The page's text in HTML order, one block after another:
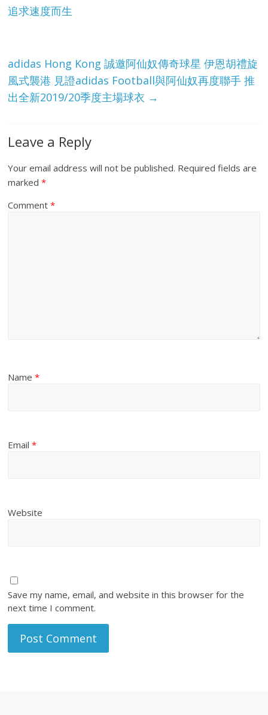
追求速度而生
adidas Hong Kong 誠邀阿仙奴傳奇球星 伊恩胡禮旋
風式襲港 見證adidas Football與阿仙奴再度聯手 推
出全新2019/20季度主場球衣 →
Leave a Reply
Your email address will not be published. Required fields are
marked*
Comment*
Name*
Email*
Website
Save my name, email, and website in this browser for the
next time I comment.